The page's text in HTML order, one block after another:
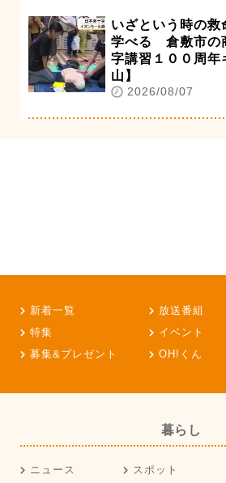
いざという時の
学べる 倉敷市の
字講習１００周年
山】
2026/08/07
新着一覧 放送番組
特集
イベント
募集&プレゼント
OH!くん
暮らし
ニュース スポット